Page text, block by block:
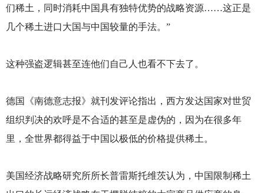
们稀土，同时消耗中国具有独特优势的战略资源……这正是
几个稀土进口大国与中国较量的手法。”
这种强盗逻辑甚至连他们自己人也看不下去了。
德国《南德意志报》就刊发评论指出，西方发达国家对世贸
组织判决的欢呼是不合适的甚至是虚伪的，因为在很多年
里，全世界都得益于中国以极低的价格提供稀土。
美国经济战略研究所所长普雷斯托维茨认为，中国限制稀土